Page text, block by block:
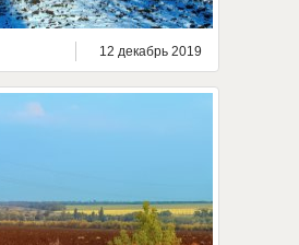
12 декабрь 2019